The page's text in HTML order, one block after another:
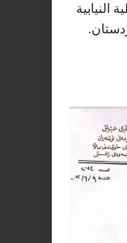
النيابية